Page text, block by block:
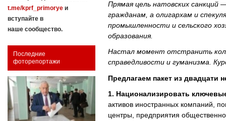
t.me/kprf_primorye и
вступайте в
наше сообщество.
Последние
фоторепортажи
Прямая цель натовских
гражданам, а олигархам и
промышленности и сельского
образования.
Настал момент отстранить
справедливости и гуманизма.
Предлагаем пакет из двадцати
1. Национализировать
активов иностранных компаний,
центры, предприятия